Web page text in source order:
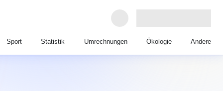
Sport Statistik Umrechnungen Ökologie Andere